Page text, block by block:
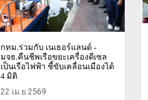
กทม.ร่วมกับ เนเธอร์แลนด์ -
มจธ.คืนชีพเรือขยะเครื่องดีเซล
เป็นเรือไฟฟ้า ชี้ขับเคลื่อนเมืองได้
4 มิติ
22 เม.ย 2569